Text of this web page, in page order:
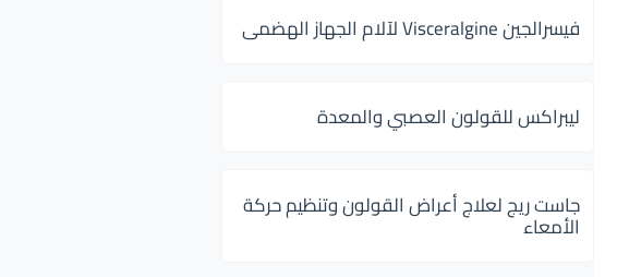
فيسرالجين Visceralgine لآلام الجهاز الهضمى
ليبراكس للقولون العصبي والمعدة
جاست ريج لعلاج أعراض القولون وتنظيم حركة
الأمعاء